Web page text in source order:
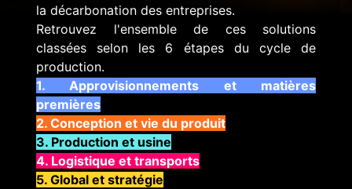
la décarbonation des entreprises.
Retrouvez l'ensemble de ces solutions
classées selon les 6 étapes du cycle de
production.
1. Approvisionnements et matières
premières
2. Conception et vie du produit
3. Production et usine
4. Logistique et transports
5. Global et stratégie